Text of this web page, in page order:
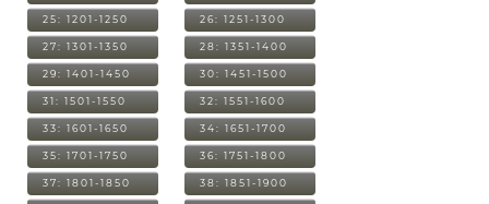
25: 1201-1250 26: 1251-1300
27: 1301-1350 28: 1351-1400
29: 1401-1450 30: 1451-1500
31: 1501-1550 32: 1551-1600
33: 1601-1650 34: 1651-1700
35: 1701-1750 36: 1751-1800
37: 1801-1850 38: 1851-1900